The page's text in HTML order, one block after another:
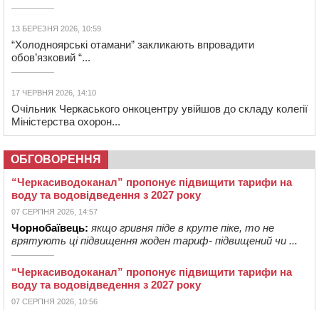
13 БЕРЕЗНЯ 2026, 10:59
“Холодноярські отамани” закликають впровадити
обов’язковий “...
17 ЧЕРВНЯ 2026, 14:10
Очільник Черкаського онкоцентру увійшов до складу колегії
Міністерства охорон...
ОБГОВОРЕННЯ
“Черкасиводоканал” пропонує підвищити тарифи на
воду та водовідведення з 2027 року
07 СЕРПНЯ 2026, 14:57
Чорнобаївець: якщо гривня піде в круте піке, то не
врятують ці підвищення жоден тариф- підвищений чи ...
“Черкасиводоканал” пропонує підвищити тарифи на
воду та водовідведення з 2027 року
07 СЕРПНЯ 2026, 10:56